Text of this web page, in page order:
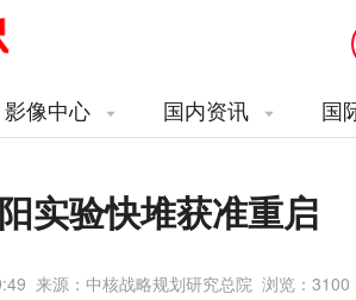
影像中心 国内资讯 国
实验快堆获准重启
来源：中核战略规划研究总院 浏览： 3100